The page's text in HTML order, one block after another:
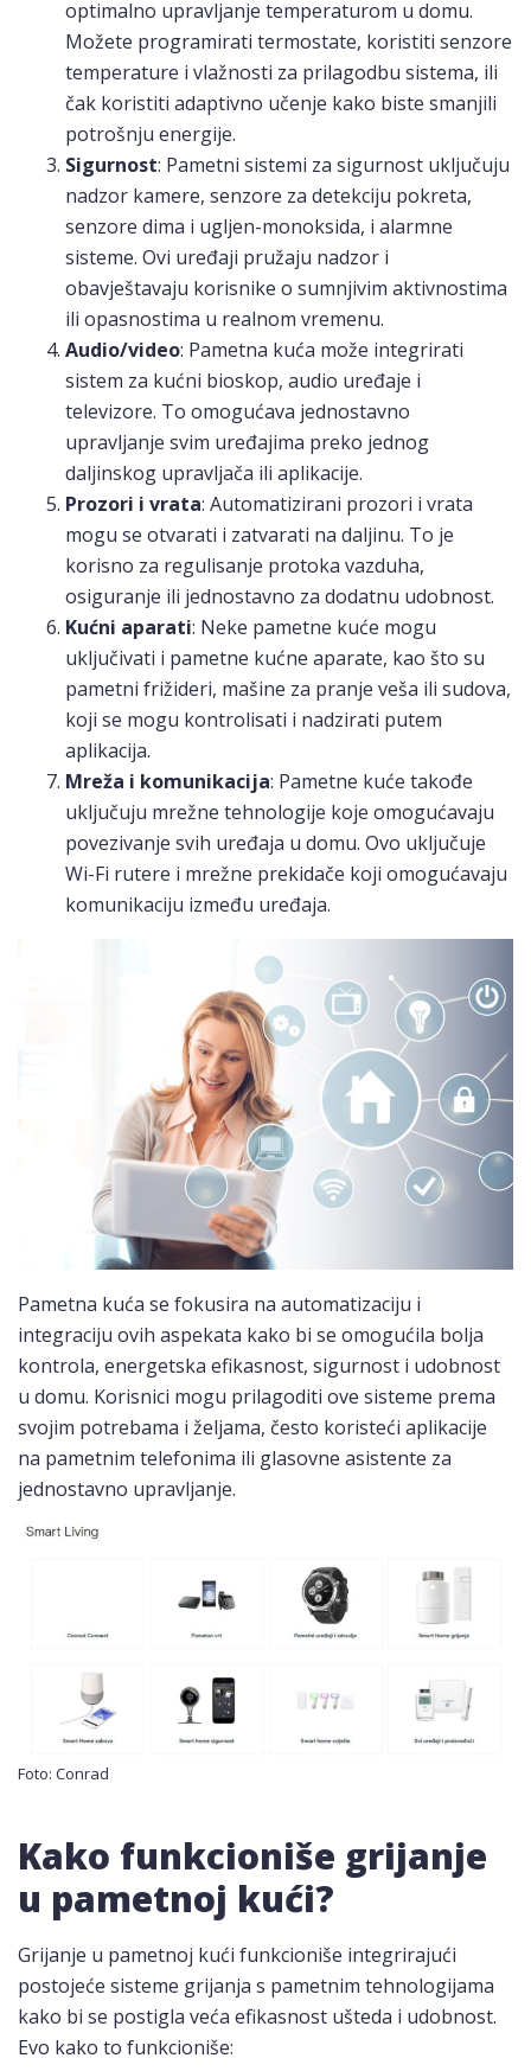
optimalno upravljanje temperaturom u domu.
Možete programirati termostate, koristiti senzore
temperature i vlažnosti za prilagodbu sistema, ili
čak koristiti adaptivno učenje kako biste smanjili
potrošnju energije.
Sigurnost: Pametni sistemi za sigurnost uključuju
nadzor kamere, senzore za detekciju pokreta,
senzore dima i ugljen-monoksida, i alarmne
sisteme. Ovi uređaji pružaju nadzor i
obavještavaju korisnike o sumnjivim aktivnostima
ili opasnostima u realnom vremenu.
Audio/video: Pametna kuća može integrirati
sistem za kućni bioskop, audio uređaje i
televizore. To omogućava jednostavno
upravljanje svim uređajima preko jednog
daljinskog upravljača ili aplikacije.
Prozori i vrata: Automatizirani prozori i vrata
mogu se otvarati i zatvarati na daljinu. To je
korisno za regulisanje protoka vazduha,
osiguranje ili jednostavno za dodatnu udobnost.
Kućni aparati: Neke pametne kuće mogu
uključivati i pametne kućne aparate, kao što su
pametni frižideri, mašine za pranje veša ili sudova,
koji se mogu kontrolisati i nadzirati putem
aplikacija.
Mreža i komunikacija: Pametne kuće takođe
uključuju mrežne tehnologije koje omogućavaju
povezivanje svih uređaja u domu. Ovo uključuje
Wi-Fi rutere i mrežne prekidače koji omogućavaju
komunikaciju između uređaja.
Pametna kuća se fokusira na automatizaciju i
integraciju ovih aspekata kako bi se omogućila bolja
kontrola, energetska efikasnost, sigurnost i udobnost
u domu. Korisnici mogu prilagoditi ove sisteme prema
svojim potrebama i željama, često koristeći aplikacije
na pametnim telefonima ili glasovne asistente za
jednostavno upravljanje.
Foto: Conrad
Kako funkcioniše grijanje
u pametnoj kući?
Grijanje u pametnoj kući funkcioniše integrirajući
postojeće sisteme grijanja s pametnim tehnologijama
kako bi se postigla veća efikasnost ušteda i udobnost.
Evo kako to funkcioniše: